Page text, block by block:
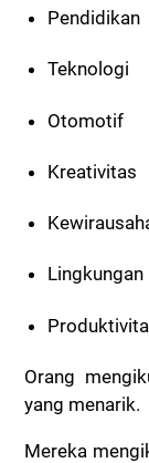
Pendidikan
Teknologi
Otomotif
Kreativitas
Lingkungan
Orang
yang menarik.
Mereka